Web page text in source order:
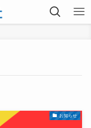
お知らせ